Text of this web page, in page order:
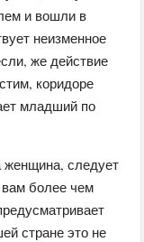
и вошли в
неизменное
же действие
коридоре
младший по
женщина, следует
вам более чем
стране это не